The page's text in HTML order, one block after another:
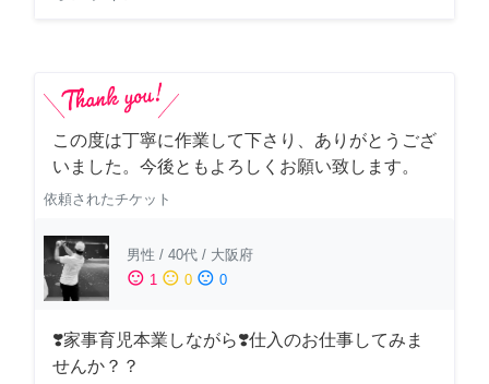
この度は丁寧に作業して下さり、ありがとうござ
いました。今後ともよろしくお願い致します。
依頼されたチケット
男性 / 40代 / 大阪府
sentiment_satisfied 1 sentiment_neutral 0 sentiment_dissatisfied 0
❣️家事育児本業しながら❣️仕入のお仕事してみま
せんか？？